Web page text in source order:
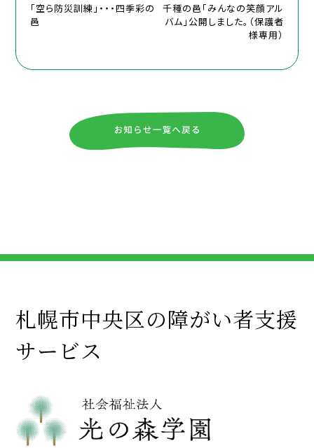
「空ら防災訓練」・・・四季彩の
邑
千種の邑「みんなの笑顔アル
バム」公開しました。（保護者
様専用）
札幌市中央区の障がい者支援
サービス